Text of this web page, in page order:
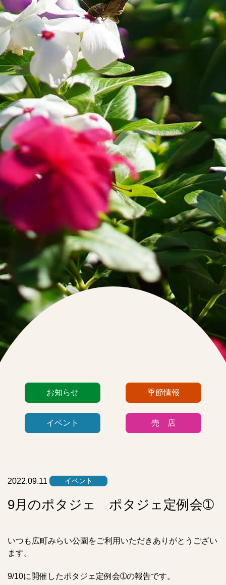
お知らせ 季節情報
イベント 売 店
2022.09.11 イベント
9月のポタジェ ポタジェ定例会➀
いつも広町みらい公園をご利用いただきありがとうござい
ます。
9/10に開催したポタジェ定例会➀の報告です。